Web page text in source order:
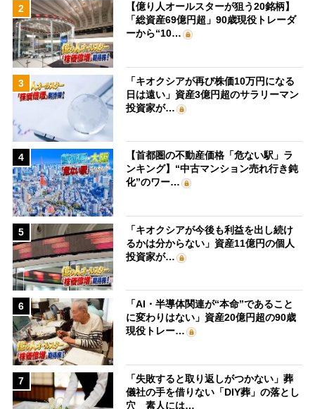
2
【億り人オールスターが狙う20銘柄】
「総資産69億円超」90歳現役トレーダ
ーから“10…
3
「キオクシアが再び株価10万円になる
日は遠い」資産3億円超のサラリーマン
投資家が…
4
【首都圏の不動産価格「危ない駅」ラ
ンキング】“中古マンション売れ行き鈍
化”のワー…
5
「キオクシアが今後も利益を出し続け
るかは分からない」資産11億円の個人
投資家が…
6
「AI・半導体関連が“本命”であること
に変わりはない」資産20億円超の90歳
現役トレー…
7
「失敗すると取り返しがつかない」葬
儀社の手を借りない「DIY葬」の落とし
穴 素人には…